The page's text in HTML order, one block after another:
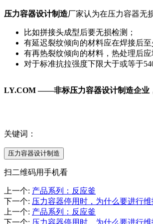
压力容器设计制造厂家认为在压力容器无
比如拼接头成型后要无损检测；
有延迟裂纹倾向的材料应在焊接后至
有再热裂纹倾向的材料，热处理后应
对于标准抗拉强度下限大于或等于
LY.COM ——非标压力容器设计制造企业
关键词：
压力容器设计制造
扫二维码用手机看
上一个: 产品系列：反应釜
下一个: 压力容器停用时，为什么要进行维
上一个: 产品系列：反应釜